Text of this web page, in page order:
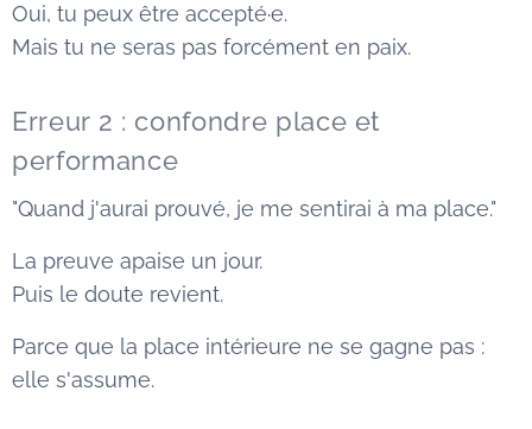
Oui, tu peux être accepté·e.
Mais tu ne seras pas forcément en paix.
Erreur 2 : confondre place et
performance
"Quand j'aurai prouvé, je me sentirai à ma place."
La preuve apaise un jour.
Puis le doute revient.
Parce que la place intérieure ne se gagne pas :
elle s'assume.